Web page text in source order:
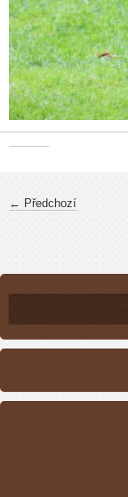
← Předchozí